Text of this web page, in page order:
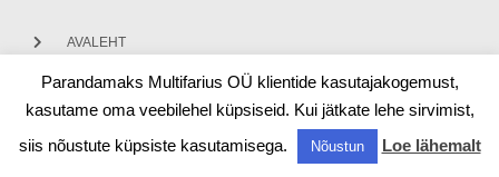
AVALEHT
KONTAKT
Parandamaks Multifarius OÜ klientide kasutajakogemust,
kasutame oma veebilehel küpsiseid. Kui jätkate lehe sirvimist,
siis nõustute küpsiste kasutamisega.
Nõustun Loe lähemalt